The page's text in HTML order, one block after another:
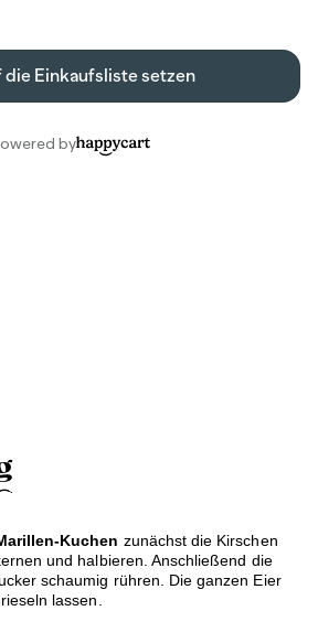
Kuchen zunächst die Kirschen
und halbieren. Anschließend die
schaumig rühren. Die ganzen Eier
lassen.